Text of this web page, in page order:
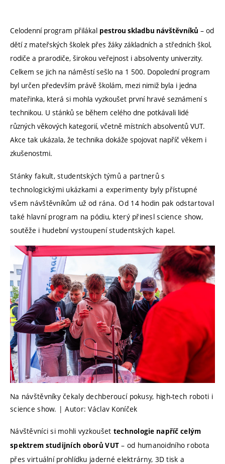
Celodenní program přilákal pestrou skladbu návštěvníků – od
dětí z mateřských školek přes žáky základních a středních škol,
rodiče a prarodiče, širokou veřejnost i absolventy univerzity.
Celkem se jich na náměstí sešlo na 1 500. Dopolední program
byl určen především právě školám, mezi nimiž byla i jedna
mateřinka, která si mohla vyzkoušet první hravé seznámení s
technikou. U stánků se během celého dne potkávali lidé
různých věkových kategorií, včetně místních absolventů VUT.
Akce tak ukázala, že technika dokáže spojovat napříč věkem i
zkušenostmi.
Stánky fakult, studentských týmů a partnerů s
technologickými ukázkami a experimenty byly přístupné
všem návštěvníkům už od rána. Od 14 hodin pak odstartoval
také hlavní program na pódiu, který přinesl science show,
soutěže i hudební vystoupení studentských kapel.
Na návštěvníky čekaly dechberoucí pokusy, high-tech roboti i
science show. | Autor: Václav Koníček
Návštěvníci si mohli vyzkoušet technologie napříč celým
spektrem studijních oborů VUT – od humanoidního robota
přes virtuální prohlídku jaderné elektrárny, 3D tisk a